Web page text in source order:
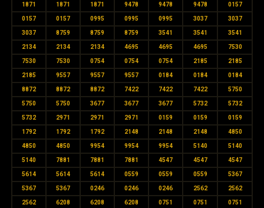
1871 1871 1871 9478 9478 9478 0157
0157 0157 0995 0995 0995 3037 3037
3037 8759 8759 8759 3541 3541 3541
2134 2134 2134 4695 4695 4695 7530
7530 7530 0754 0754 0754 2185 2185
2185 9557 9557 9557 0184 0184 0184
8872 8872 8872 7422 7422 7422 5750
5750 5750 3677 3677 3677 5732 5732
5732 2971 2971 2971 0159 0159 0159
1792 1792 1792 2148 2148 2148 4850
4850 4850 9954 9954 9954 5140 5140
5140 7881 7881 7881 4547 4547 4547
5614 5614 5614 0559 0559 0559 5367
5367 5367 0246 0246 0246 2562 2562
2562 6208 6208 6208 0751 0751 0751